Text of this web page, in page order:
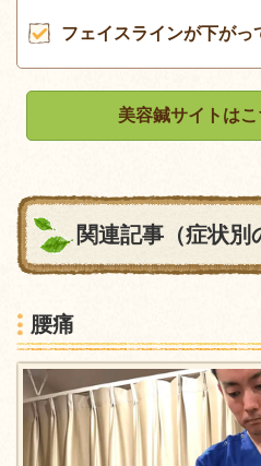
フェイスラインが下がっ
美容鍼サイトはこ
関連記事（症状別
腰痛